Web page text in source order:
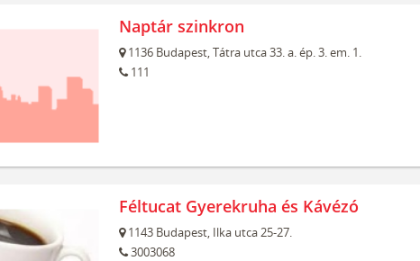
Naptár szinkron
1136 Budapest,Tátra utca 33. a. ép. 3. em. 1.
111
Féltucat Gyerekruha és Kávézó
1143 Budapest, Ilka utca 25-27.
3003068